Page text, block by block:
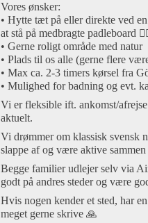
Vores ønsker:
• Hytte tæt på eller direkte ved
at stå på medbragte padleboard
• Gerne roligt område med natur
• Plads til os alle (gerne flere
• Max ca. 2-3 timers kørsel fra
• Mulighed for badning og evt.
Vi er fleksible ift. ankomst/
aktuelt.
Vi drømmer om klassisk svensk
slappe af og være aktive
Begge familier udlejer selv via
godt på andres steder og være
Hvis nogen kender et sted, har
meget gerne skrive 🙏